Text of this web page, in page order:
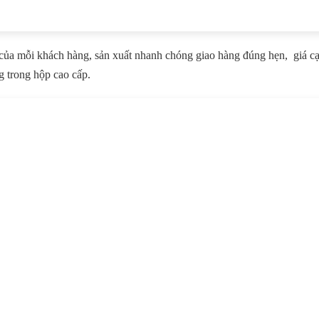
mỗi khách hàng, sản xuất nhanh chóng giao hàng đúng hẹn, giá
trong hộp cao cấp.